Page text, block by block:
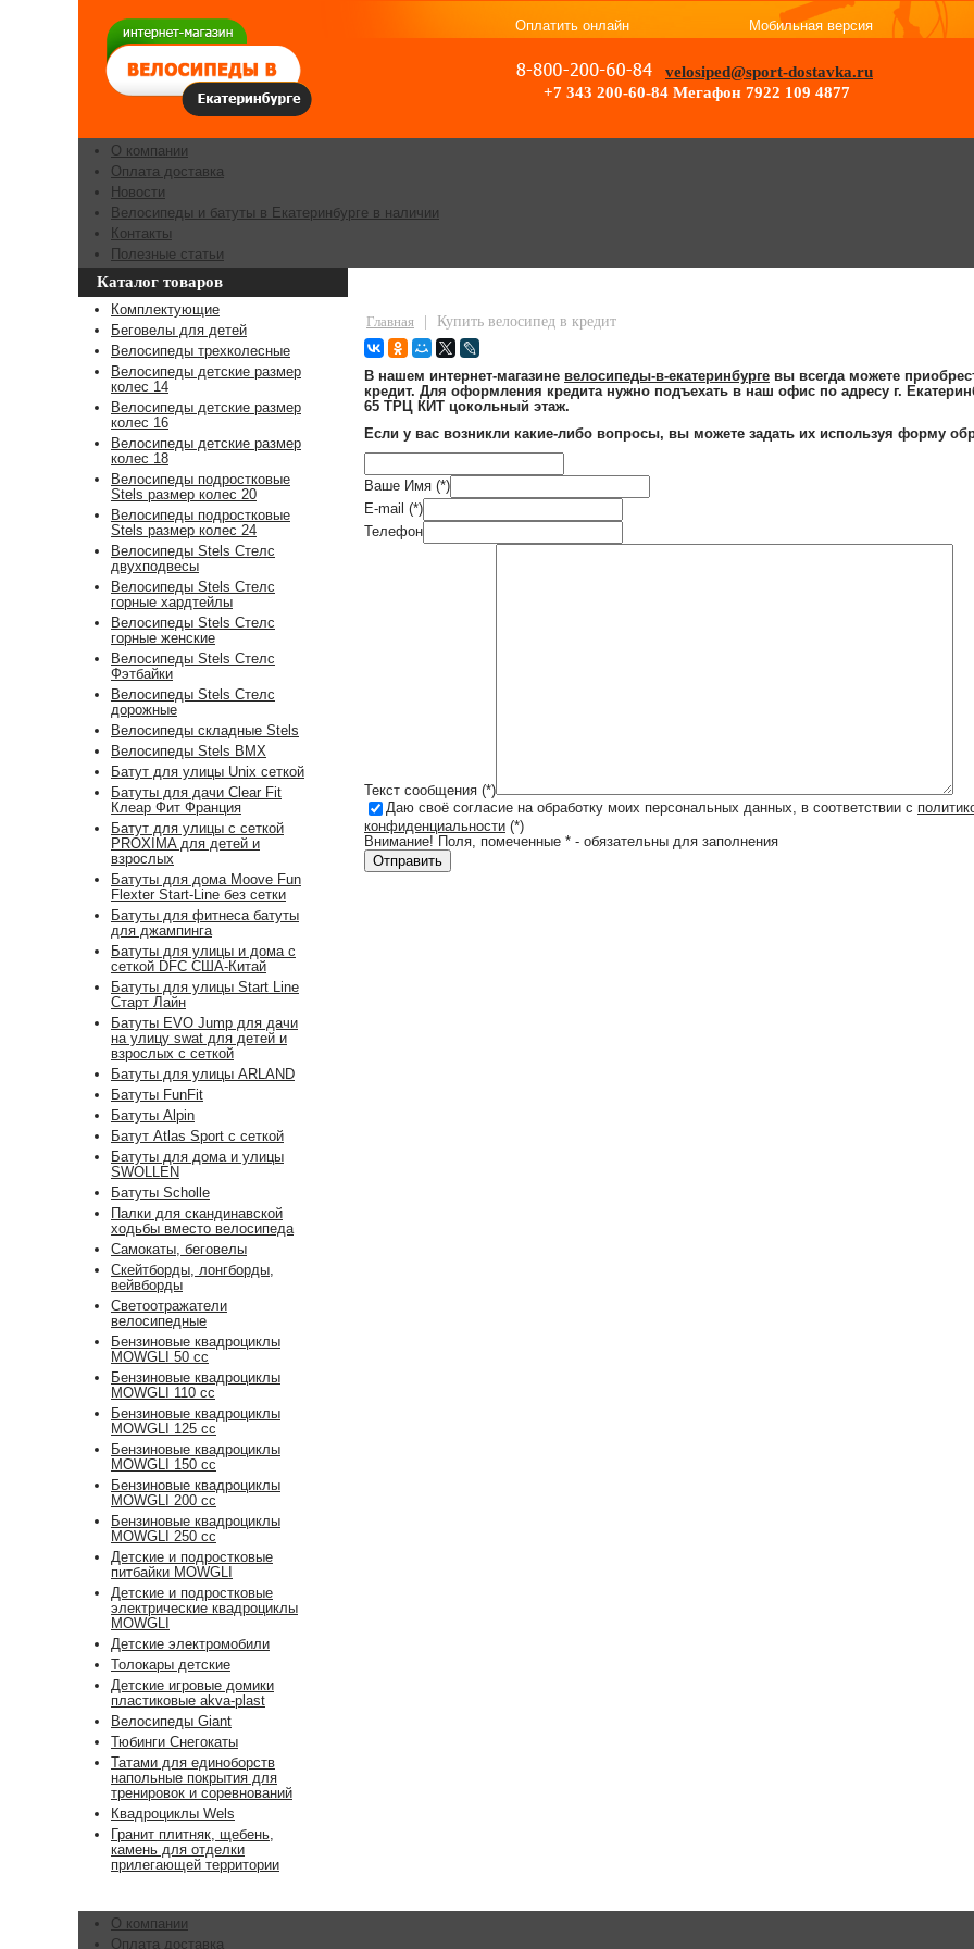
Оплатить онлайн Мобильная версия
velosiped@sport-dostavka.ru
+7 343 200-60-84 Мегафон 7922 109 4877
О компании
Оплата доставка
Новости
Велосипеды и батуты в Екатеринбурге в наличии
Контакты
Полезные статьи
Главная Купить велосипед в кредит
В нашем интернет-магазине велосипеды-в-екатеринбурге вы всегда можете
кредит. Для оформления кредита нужно подъехать в наш офис по адресу г.
65 ТРЦ КИТ цокольный этаж.
Если у вас возникли какие-либо вопросы, вы можете задать их используя форму
Ваше Имя (*)
E-mail (*)
Телефон
Текст сообщения (*)
Даю своё согласие на обработку моих персональных данных, в соответствии с
конфиденциальности (*)
Внимание! Поля, помеченные * - обязательны для заполнения
Каталог товаров
Комплектующие
Беговелы для детей
Велосипеды трехколесные
Велосипеды детские размер
колес 14
Велосипеды детские размер
колес 16
Велосипеды детские размер
колес 18
Велосипеды подростковые
Stels размер колес 20
Велосипеды подростковые
Stels размер колес 24
Велосипеды Stels Стелс
двухподвесы
Велосипеды Stels Стелс
горные хардтейлы
Велосипеды Stels Стелс
горные женские
Велосипеды Stels Стелс
Фэтбайки
Велосипеды Stels Стелс
дорожные
Велосипеды складные Stels
Велосипеды Stels BMX
Батут для улицы Unix сеткой
Батуты для дачи Clear Fit
Клеар Фит Франция
Батут для улицы с сеткой
PROXIMA для детей и
взрослых
Батуты для дома Moove Fun
Flexter Start-Line без сетки
Батуты для фитнеса батуты
для джампинга
Батуты для улицы и дома с
сеткой DFC США-Китай
Батуты для улицы Start Line
Старт Лайн
Батуты EVO Jump для дачи
на улицу swat для детей и
взрослых с сеткой
Батуты для улицы ARLAND
Батуты FunFit
Батуты Alpin
Батут Atlas Sport с сеткой
Батуты для дома и улицы
SWOLLEN
Батуты Scholle
Палки для скандинавской
ходьбы вместо велосипеда
Самокаты, беговелы
Скейтборды, лонгборды,
вейвборды
Светоотражатели
велосипедные
Бензиновые квадроциклы
MOWGLI 50 cc
Бензиновые квадроциклы
MOWGLI 110 cc
Бензиновые квадроциклы
MOWGLI 125 cc
Бензиновые квадроциклы
MOWGLI 150 cc
Бензиновые квадроциклы
MOWGLI 200 cc
Бензиновые квадроциклы
MOWGLI 250 cc
Детские и подростковые
питбайки MOWGLI
Детские и подростковые
электрические квадроциклы
MOWGLI
Детские электромобили
Толокары детские
Детские игровые домики
пластиковые akva-plast
Велосипеды Giant
Тюбинги Снегокаты
Татами для единоборств
напольные покрытия для
тренировок и соревнований
Квадроциклы Wels
Гранит плитняк, щебень,
камень для отделки
прилегающей территории
О компании
Оплата доставка